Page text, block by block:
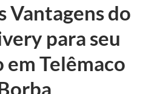
Vantagens do
para seu
em Telêmaco